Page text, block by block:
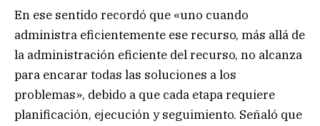
En ese sentido recordó que «uno cuando
administra eficientemente ese recurso, más allá de
la administración eficiente del recurso, no alcanza
para encarar todas las soluciones a los
problemas», debido a que cada etapa requiere
planificación, ejecución y seguimiento. Señaló que